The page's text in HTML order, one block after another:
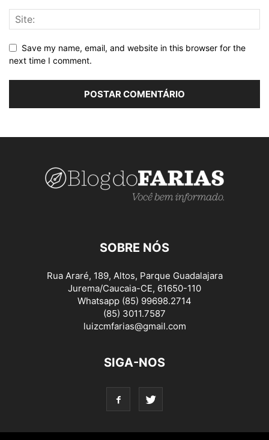
Save my name, email, and website in this browser for the
next time I comment.
SOBRE NÓS
Rua Araré, 189, Altos, Parque Guadalajara
Jurema/Caucaia-CE, 61650-110
Whatsapp (85) 99698.2714
(85) 3011.7587
luizcmfarias@gmail.com
SIGA-NOS